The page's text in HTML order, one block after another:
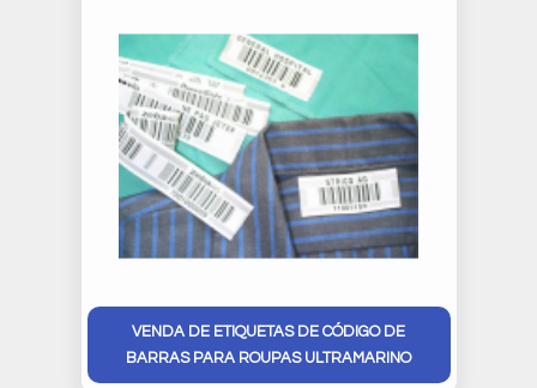
VENDA DE ETIQUETAS DE CÓDIGO DE
BARRAS PARA ROUPAS ULTRAMARINO